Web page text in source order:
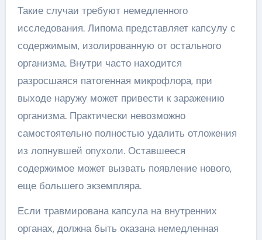
Такие случаи требуют немедленного
исследования. Липома представляет капсулу с
содержимым, изолированную от остального
организма. Внутри часто находится
разросшаяся патогенная микрофлора, при
выходе наружу может привести к заражению
организма. Практически невозможно
самостоятельно полностью удалить отложения
из лопнувшей опухоли. Оставшееся
содержимое может вызвать появление нового,
еще большего экземпляра.
Если травмирована капсула на внутренних
органах, должна быть оказана немедленная